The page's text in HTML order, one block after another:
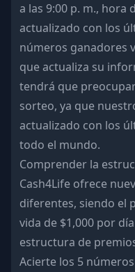
a las 9:00 p. m., hora
actualizado con los
números ganadores
que actualiza su
tendrá que
sorteo, ya que
actualizado con los
todo el mundo.
Comprender la
Cash4Life ofrece
diferentes, siendo el
vida de $1,000 por
estructura de
Acierte los 5